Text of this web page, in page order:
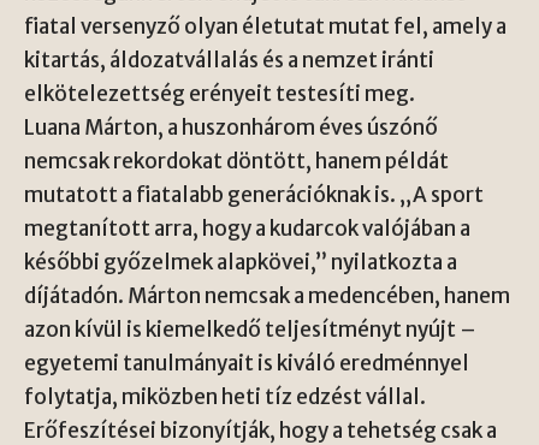
fiatal versenyző olyan életutat mutat fel, amely a
kitartás, áldozatvállalás és a nemzet iránti
elkötelezettség erényeit testesíti meg.
Luana Márton, a huszonhárom éves úszónő
nemcsak rekordokat döntött, hanem példát
mutatott a fiatalabb generációknak is. „A sport
megtanított arra, hogy a kudarcok valójában a
későbbi győzelmek alapkövei,” nyilatkozta a
díjátadón. Márton nemcsak a medencében, hanem
azon kívül is kiemelkedő teljesítményt nyújt –
egyetemi tanulmányait is kiváló eredménnyel
folytatja, miközben heti tíz edzést vállal.
Erőfeszítései bizonyítják, hogy a tehetség csak a